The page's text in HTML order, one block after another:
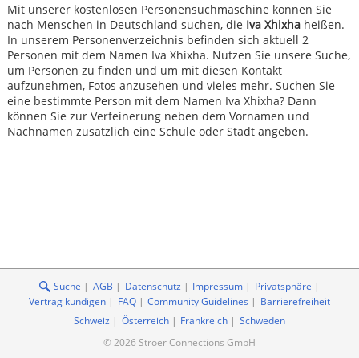
Mit unserer kostenlosen Personensuchmaschine können Sie
nach Menschen in Deutschland suchen, die Iva Xhixhaheißen.
In unserem Personenverzeichnis befinden sich aktuell 2
Personen mit dem Namen Iva Xhixha. Nutzen Sie unsere Suche,
um Personen zu finden und um mit diesen Kontakt
aufzunehmen, Fotos anzusehen und vieles mehr. Suchen Sie
eine bestimmte Person mit dem Namen Iva Xhixha? Dann
können Sie zur Verfeinerung neben dem Vornamen und
Nachnamen zusätzlich eine Schule oder Stadt angeben.
Suche AGB Datenschutz Impressum
Privatsphäre
Vertrag kündigen
FAQ Community Guidelines
Barrierefreiheit
Schweiz
Österreich Frankreich
Schweden
© 2026 Ströer Connections GmbH